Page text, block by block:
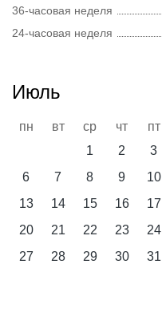
36-часовая неделя
24-часовая неделя
Июль
пн вт ср чт пт
1
2 3
6
7 8 9 10
13
14 15 16 17
20
21 22 23 24
27
28 29 30 31